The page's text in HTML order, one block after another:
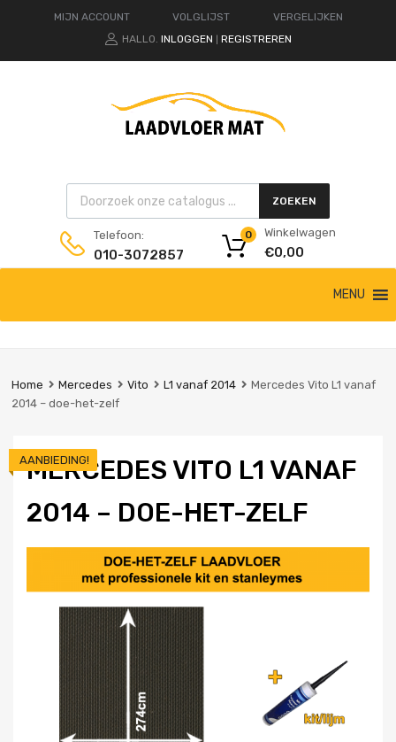
MIJN ACCOUNT VOLGLIJST
VERGELIJKEN
HALLO. INLOGGEN REGISTREREN
Products search ZOEKEN
Telefoon:
010-3072857
Winkelwagen
€0,00
0
de
MENU
Home Mercedes Vito L1 vanaf 2014
Mercedes Vito L1 vanaf
2014 – doe-het-zelf
MERCEDES VITO L1 VANAF
2014 – DOE-HET-ZELF
AANBIEDING!